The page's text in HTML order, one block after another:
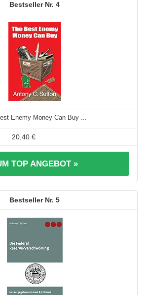
4
Enemy Money Can Buy ...
20,40 €
TOP ANGEBOT »
5